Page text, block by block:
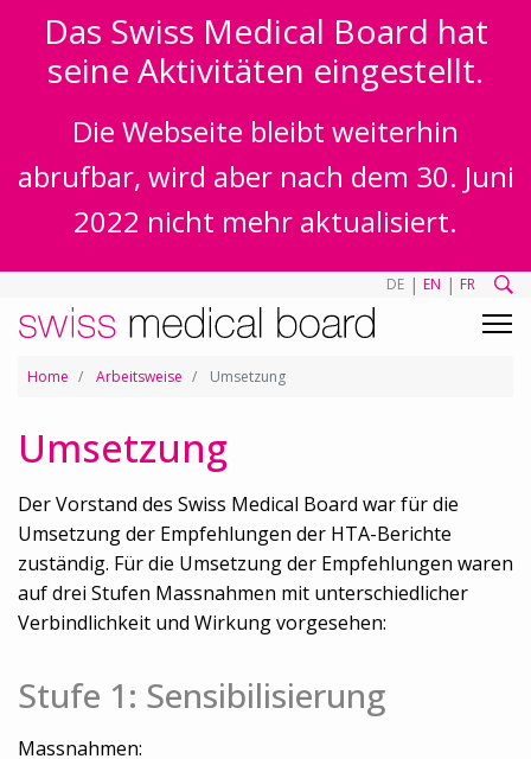
Das Swiss Medical Board hat
seine Aktivitäten eingestellt.
Die Webseite bleibt weiterhin
abrufbar, wird aber nach dem 30. Juni
2022 nicht mehr aktualisiert.
DE | EN | FR
Home Arbeitsweise Umsetzung
Umsetzung
Der Vorstand des Swiss Medical Board war für die
Umsetzung der Empfehlungen der HTA-Berichte
zuständig. Für die Umsetzung der Empfehlungen waren
auf drei Stufen Massnahmen mit unterschiedlicher
Verbindlichkeit und Wirkung vorgesehen:
Stufe 1: Sensibilisierung
Massnahmen: